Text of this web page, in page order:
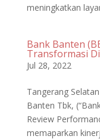
meningkatkan
Bank Banten
Transformasi
Jul 28, 2022
Tangerang
Banten Tbk,
Review
memaparkan